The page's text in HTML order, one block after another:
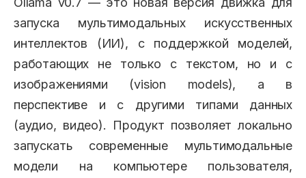
запуска мультимодальных искусственных
интеллектов (ИИ), с поддержкой моделей,
работающих не только с текстом, но и с
изображениями (vision models), а в
перспективе и с другими типами данных
(аудио, видео). Продукт позволяет локально
запускать современные мультимодальные
модели на компьютере пользователя,